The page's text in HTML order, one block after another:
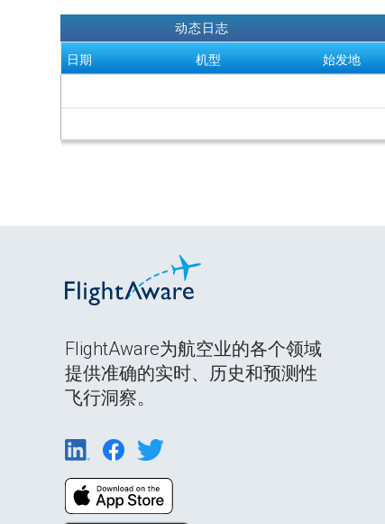
动态日志
日期 机型 始发地
FlightAware为航空业的各个领域
提供准确的实时、历史和预测性
飞行洞察。